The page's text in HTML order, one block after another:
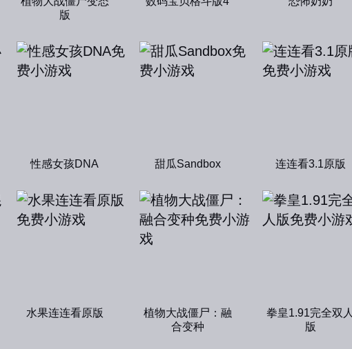
版
性感女孩DNA 甜瓜Sandbox 连连看3.1原版
水果连连看原版
植物大战僵尸：融
合变种
拳皇1.91完全双人
版